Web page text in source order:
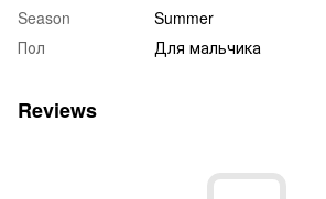
Season
Summer
Пол
Для мальчика
Reviews